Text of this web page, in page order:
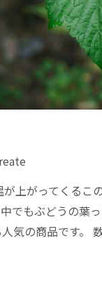
上がってくるこ
でもぶどうの葉
気の商品です。